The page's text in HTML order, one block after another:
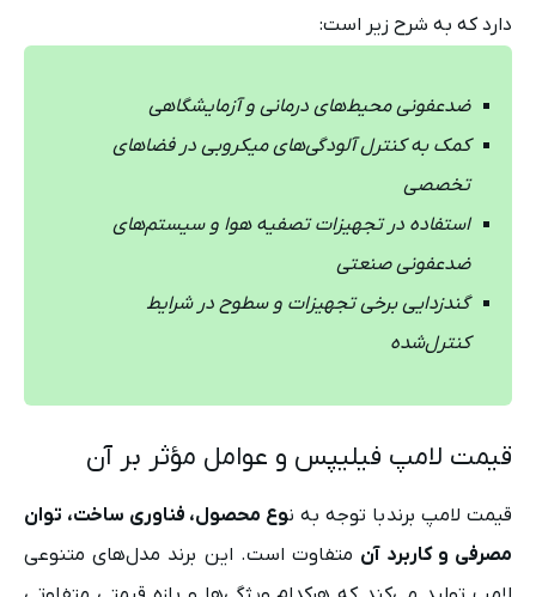
دارد که به شرح زیر است:
ضدعفونی محیط‌های درمانی و آزمایشگاهی
کمک به کنترل آلودگی‌های میکروبی در فضاهای
تخصصی
استفاده در تجهیزات تصفیه هوا و سیستم‌های
ضدعفونی صنعتی
گندزدایی برخی تجهیزات و سطوح در شرایط
کنترل‌شده
قیمت لامپ فیلیپس و عوامل مؤثر بر آن
قیمت لامپ برند با توجه به نوع محصول، فناوری ساخت، توان
مصرفی و کاربرد آن متفاوت است. این برند مدل‌های متنوعی